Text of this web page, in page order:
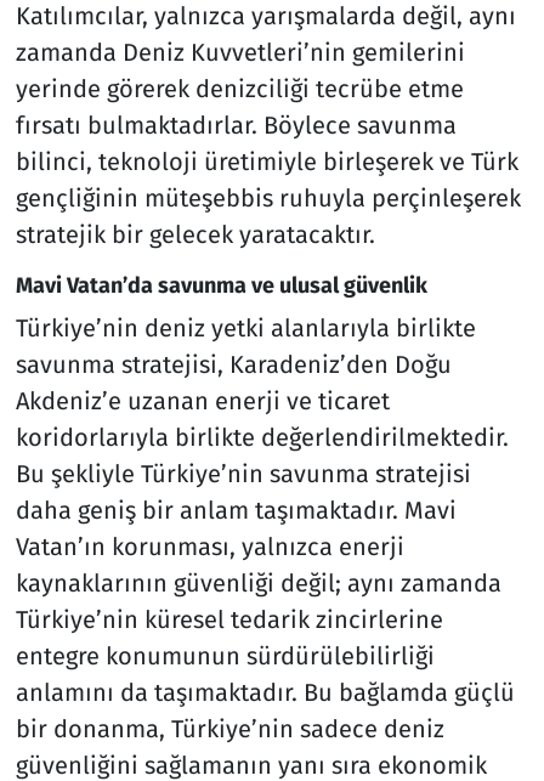
Katılımcılar, yalnızca yarışmalarda değil, aynı
zamanda Deniz Kuvvetleri’nin gemilerini
yerinde görerek denizciliği tecrübe etme
fırsatı bulmaktadırlar. Böylece savunma
bilinci, teknoloji üretimiyle birleşerek ve Türk
gençliğinin müteşebbis ruhuyla perçinleşerek
stratejik bir gelecek yaratacaktır.
Mavi Vatan’da savunma ve ulusal güvenlik
Türkiye’nin deniz yetki alanlarıyla birlikte
savunma stratejisi, Karadeniz’den Doğu
Akdeniz’e uzanan enerji ve ticaret
koridorlarıyla birlikte değerlendirilmektedir.
Bu şekliyle Türkiye’nin savunma stratejisi
daha geniş bir anlam taşımaktadır. Mavi
Vatan’ın korunması, yalnızca enerji
kaynaklarının güvenliği değil; aynı zamanda
Türkiye’nin küresel tedarik zincirlerine
entegre konumunun sürdürülebilirliği
anlamını da taşımaktadır. Bu bağlamda güçlü
bir donanma, Türkiye’nin sadece deniz
güvenliğini sağlamanın yanı sıra ekonomik